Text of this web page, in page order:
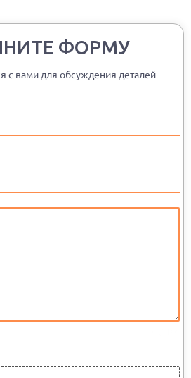
ФОРМУ
с вами для обсуждения деталей